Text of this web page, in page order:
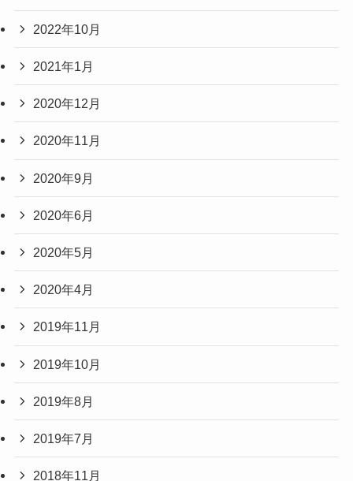
2022年10月
2021年1月
2020年12月
2020年11月
2020年9月
2020年6月
2020年5月
2020年4月
2019年11月
2019年10月
2019年8月
2019年7月
2018年11月